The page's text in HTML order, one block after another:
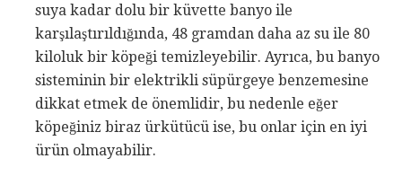
suya kadar dolu bir küvette banyo ile
karşılaştırıldığında, 48 gramdan daha az su ile 80
kiloluk bir köpeği temizleyebilir. Ayrıca, bu banyo
sisteminin bir elektrikli süpürgeye benzemesine
dikkat etmek de önemlidir, bu nedenle eğer
köpeğiniz biraz ürkütücü ise, bu onlar için en iyi
ürün olmayabilir.